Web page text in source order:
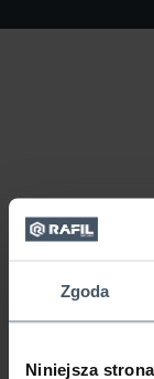
Zgoda
Niniejsza